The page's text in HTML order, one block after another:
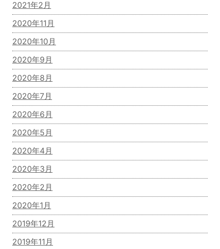
2021年2月
2020年11月
2020年10月
2020年9月
2020年8月
2020年7月
2020年6月
2020年5月
2020年4月
2020年3月
2020年2月
2020年1月
2019年12月
2019年11月